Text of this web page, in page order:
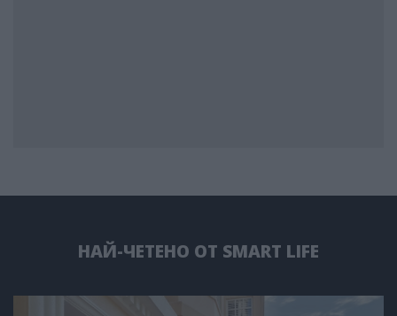
НАЙ-ЧЕТЕНО ОТ SMART LIFE